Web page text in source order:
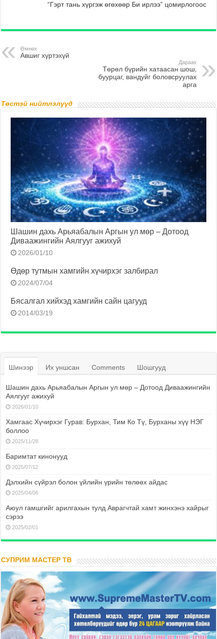
“Гэрт тань хүргэж өгөхөөр Би ирлээ” цомирлогоос
Өмнөх
Авшиг хүртэхүй
Дараах
Төрөл бүрийн хатаасан шош,
буурцаг, вандуйг боловсруулах
арга
Төстэй нийтлэлүүд
Шашин дахь Арьяабалын Аргын ул мөр – Дотоод
Диваажингийн Аялгууг ажихуй
2026/01/10
Өдөр тутмын хамгийн хүчирхэг залбирал
2024/07/04
Бясалгал хийхэд хамгийн сайн цагууд
2014/03/19
Шинээр Их уншсан Comments Шошгууд
Шашин дахь Арьяабалын Аргын ул мөр – Дотоод Диваажингийн
Аялгууг ажихуй
2026/01/10
Хамгаас Хүчирхэг Гурав: Бурхан, Тим Ко Тү, Бурханы хүү НЭГ
боллоо
2025/11/28
Баримтат кинонууд
2025/07/12
Дэлхийн сүйрэл болон үйлийн үрийн төлөөх айдас
2025/04/06
Аюул гамшгийг арилгахын тулд Аврагчтай хамт жинхэнэ хайрыг
сэрээ
2025/02/01
СУПРИМ МАСТЕР ТВ